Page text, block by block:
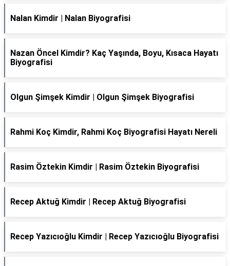
Nalan Kimdir | Nalan Biyografisi
Nazan Öncel Kimdir? Kaç Yaşında, Boyu, Kısaca Hayatı
Biyografisi
Olgun Şimşek Kimdir | Olgun Şimşek Biyografisi
Rahmi Koç Kimdir, Rahmi Koç Biyografisi Hayatı Nereli
Rasim Öztekin Kimdir | Rasim Öztekin Biyografisi
Recep Aktuğ Kimdir | Recep Aktuğ Biyografisi
Recep Yazıcıoğlu Kimdir | Recep Yazıcıoğlu Biyografisi